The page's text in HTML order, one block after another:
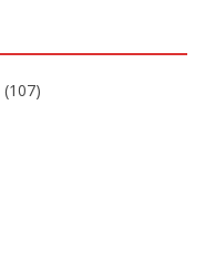
(107)